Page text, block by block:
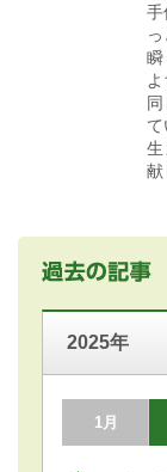
手
瞬
て
生
献
2025年
1月